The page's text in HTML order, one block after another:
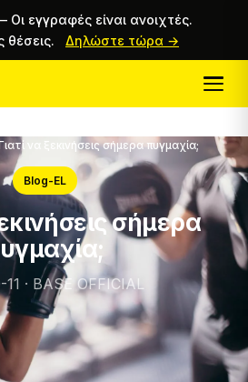
Οι εγγραφές είναι ανοιχτές.
θέσεις.
Δηλώστε τώρα →
να ξεκινήσεις σήμερα πυγμαχία;
Blog-EL
σήμερα
· BASE OFFICIAL